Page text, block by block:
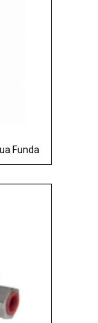
Funda